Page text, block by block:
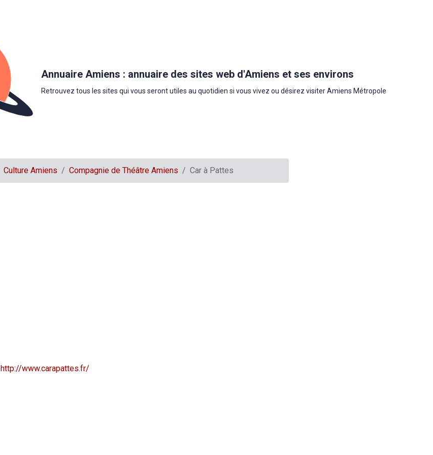
Annuaire Amiens : annuaire des sites web d'Amiens et ses environs
Retrouvez tous les sites qui vous seront utiles au quotidien si vous vivez ou désirez visiter Amiens Métropole
Culture Amiens Compagnie de Théâtre Amiens Car à Pattes
http://www.carapattes.fr/